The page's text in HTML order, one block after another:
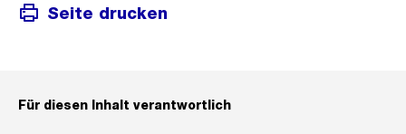
Seite drucken
Für diesen Inhalt verantwortlich